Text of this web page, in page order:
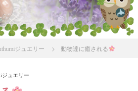
ジュエリー 動物達に癒される
ジュエリー